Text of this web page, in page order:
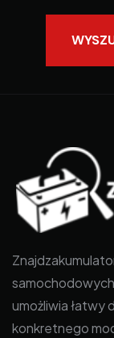
umożliwia łatwy
konkretnego